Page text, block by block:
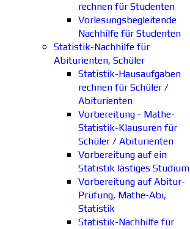
rechnen für Studenten
Vorlesungsbegleitende
Nachhilfe für Studenten
Statistik-Nachhilfe für
Abiturienten, Schüler
Statistik-Hausaufgaben
rechnen für Schüler /
Abiturienten
Vorbereitung - Mathe-
Statistik-Klausuren für
Schüler / Abiturienten
Vorbereitung auf ein
Statistik lästiges Studium
Vorbereitung auf Abitur-
Prüfung, Mathe-Abi,
Statistik
Statistik-Nachhilfe für